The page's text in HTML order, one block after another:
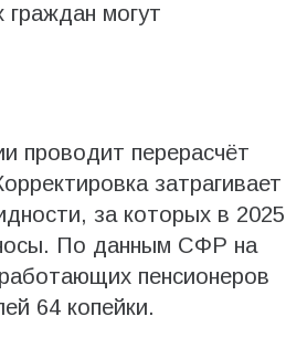
граждан могут
проводит перерасчёт
затрагивает
за которых в 2025
По данным СФР на
пенсионеров
64 копейки.